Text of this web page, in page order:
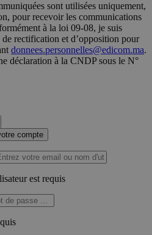
sont utilisées uniquement,
pour recevoir les communications
à la loi 09-08, je suis
de rectification et d’opposition pour
donnees.personnelles@edicom.ma.
déclaration à la CNDP sous le N°
compte
est requis